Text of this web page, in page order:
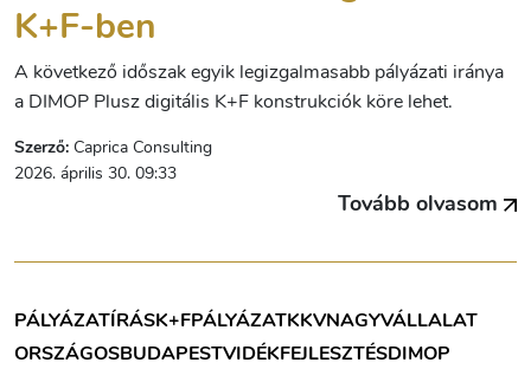
K+F-ben
A következő időszak egyik legizgalmasabb pályázati iránya
a DIMOP Plusz digitális K+F konstrukciók köre lehet.
Szerző: Caprica Consulting
2026. április 30. 09:33
Tovább olvasom
PÁLYÁZATÍRÁSK+FPÁLYÁZATKKVNAGYVÁLLALAT
ORSZÁGOSBUDAPESTVIDÉKFEJLESZTÉSDIMOP